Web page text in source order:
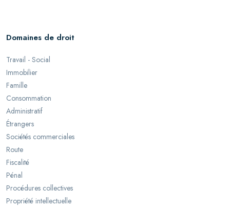
Domaines de droit
Travail - Social
Immobilier
Famille
Consommation
Administratif
Étrangers
Sociétés commerciales
Route
Fiscalité
Pénal
Procédures collectives
Propriété intellectuelle